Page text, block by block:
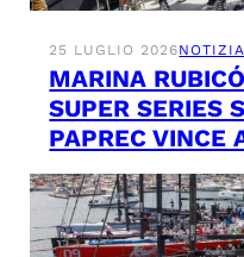
25 LUGLIO 2026NOTIZIA
MARINA
SUPER SERIES
PAPREC VINCE